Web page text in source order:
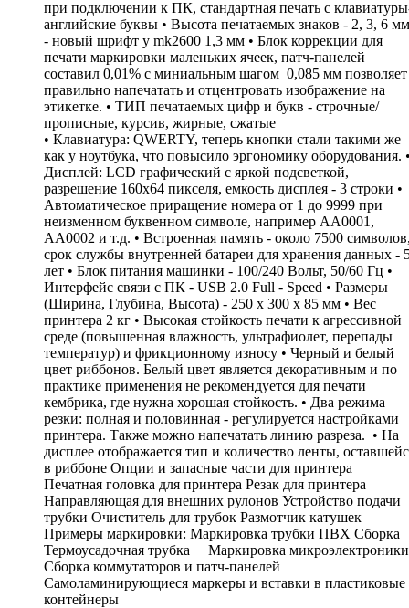
при подключении к ПК, стандартная печать с
английские буквы • Высота печатаемых знаков - 2, 3, 6 мм
- новый шрифт у mk2600 1,3 мм • Блок коррекции для
печати маркировки маленьких ячеек, патч-панелей
составил 0,01% с миниальным шагом 0,085 мм позволяет
правильно напечатать и отцентровать изображение на
этикетке. • ТИП печатаемых цифр и букв - строчные/
прописные, курсив, жирные, сжатые
• Клавиатура: QWERTY, теперь кнопки стали такими же
как у ноутбука, что повысило эргономику оборудования.
Дисплей: LCD графический c яркой подсветкой,
разрешение 160х64 пикселя, емкость дисплея - 3 строки •
Автоматическое приращение номера от 1 до 9999 при
неизменном буквенном символе, например АА0001,
АА0002 и т.д. • Встроенная память - около 7500
срок службы внутренней батареи для хранения данных -
лет • Блок питания машинки - 100/240 Вольт, 50/60 Гц •
Интерфейс связи с ПК - USB 2.0 Full - Speed • Размеры
(Ширина, Глубина, Высота) - 250 х 300 х 85 мм • Вес
принтера 2 кг • Высокая стойкость печати к агрессивной
среде (повышенная влажность, ультрафиолет, перепады
температур) и фрикционному износу • Черный и белый
цвет риббонов. Белый цвет является декоративным и по
практике применения не рекомендуется для печати
кембрика, где нужна хорошая стойкость. • Два режима
резки: полная и половинная - регулируется настройками
принтера. Также можно напечатать линию разреза. • На
дисплее отображается тип и количество ленты,
в риббоне Опции и запасные части для принтера
Печатная головка для принтера Резак для принтера
Направляющая для внешних рулонов Устройство подачи
трубки Очиститель для трубок Размотчик катушек
Примеры маркировки: Маркировка трубки ПВХ Сборка
Термоусадочная трубка Маркировка микроэлектроники
Сборка коммутаторов и патч-панелей
Самоламинирующиеся маркеры и вставки в пластиковые
контейнеры